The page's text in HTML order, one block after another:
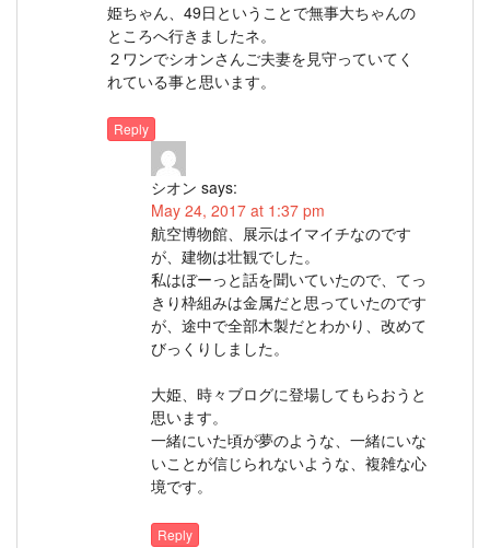
姫ちゃん、49日ということで無事大ちゃんの
ところへ行きましたネ。
２ワンでシオンさんご夫妻を見守っていてく
れている事と思います。
Reply
シオン says:
May 24, 2017 at 1:37 pm
航空博物館、展示はイマイチなのです
が、建物は壮観でした。
私はぼーっと話を聞いていたので、てっ
きり枠組みは金属だと思っていたのです
が、途中で全部木製だとわかり、改めて
びっくりしました。
大姫、時々ブログに登場してもらおうと
思います。
一緒にいた頃が夢のような、一緒にいな
いことが信じられないような、複雑な心
境です。
Reply